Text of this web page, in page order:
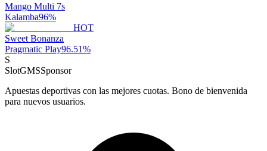
Mango Multi 7s
Kalamba96%
HOT
Sweet Bonanza
Pragmatic Play96.51%
S
SlotGMSSponsor
Apuestas deportivas con las mejores cuotas. Bono de bienvenida
para nuevos usuarios.